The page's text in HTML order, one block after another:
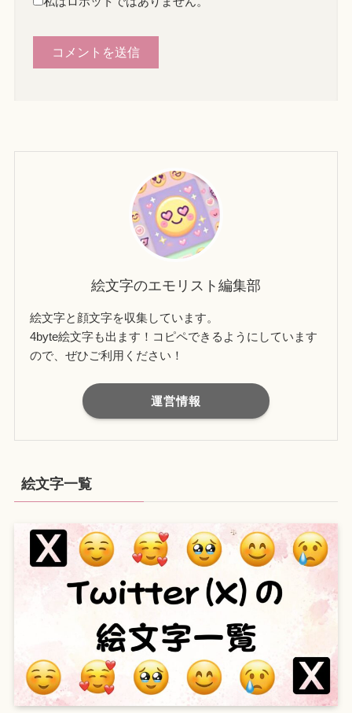
絵文字のエモリスト編集部
絵文字と顔文字を収集しています。
4byte絵文字も出ます！コピペできるようにしています
ので、ぜひご利用ください！
運営情報
絵文字一覧